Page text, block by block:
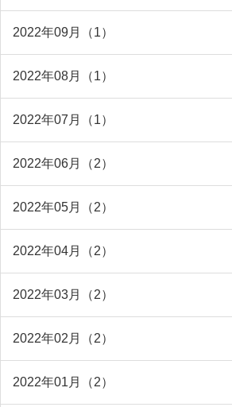
2022年09月（1）
2022年08月（1）
2022年07月（1）
2022年06月（2）
2022年05月（2）
2022年04月（2）
2022年03月（2）
2022年02月（2）
2022年01月（2）